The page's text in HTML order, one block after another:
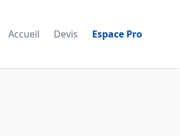
Accueil Devis Espace Pro